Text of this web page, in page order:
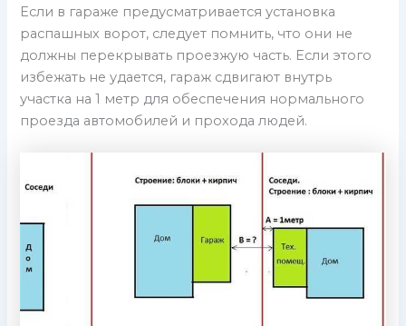
Если в гараже предусматривается установка
распашных ворот, следует помнить, что они не
должны перекрывать проезжую часть. Если этого
избежать не удается, гараж сдвигают внутрь
участка на 1 метр для обеспечения нормального
проезда автомобилей и прохода людей.